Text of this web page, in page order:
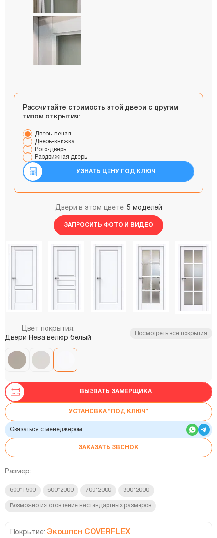
Рассчитайте стоимость этой двери с другим
типом открытия:
Дверь-пенал
Дверь-книжка
Рото-дверь
Раздвижная дверь
УЗНАТЬ ЦЕНУ ПОД КЛЮЧ
Двери в этом цвете: 5 моделей
ЗАПРОСИТЬ ФОТО И ВИДЕО
Цвет покрытия:
Двери Нева велюр белый
Посмотреть все покрытия
ВЫЗВАТЬ ЗАМЕРЩИКА
УСТАНОВКА “ПОД КЛЮЧ”
Связаться с менеджером
ЗАКАЗАТЬ ЗВОНОК
Размер:
600*1900 600*2000 700*2000 800*2000
Возможно изготовление нестандартных размеров
Покрытие: Экошпон COVERFLEX